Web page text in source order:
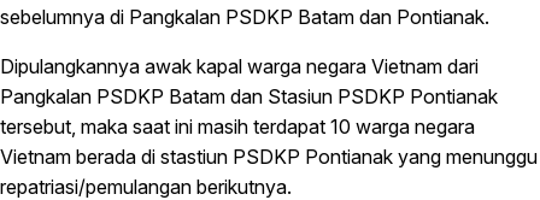
sebelumnya di Pangkalan PSDKP Batam dan Pontianak.
Dipulangkannya awak kapal warga negara Vietnam dari
Pangkalan PSDKP Batam dan Stasiun PSDKP Pontianak
tersebut, maka saat ini masih terdapat 10 warga negara
Vietnam berada di stastiun PSDKP Pontianak yang menunggu
repatriasi/pemulangan berikutnya.